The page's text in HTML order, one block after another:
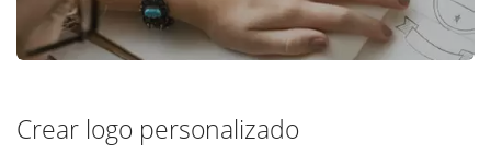
Crear logo personalizado